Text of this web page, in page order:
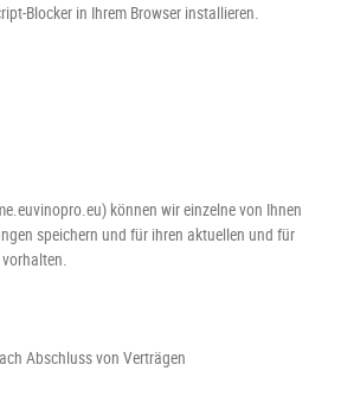
Blocker in Ihrem Browser installieren.
können wir einzelne von Ihnen
speichern und für ihren aktuellen und für
Abschluss von Verträgen